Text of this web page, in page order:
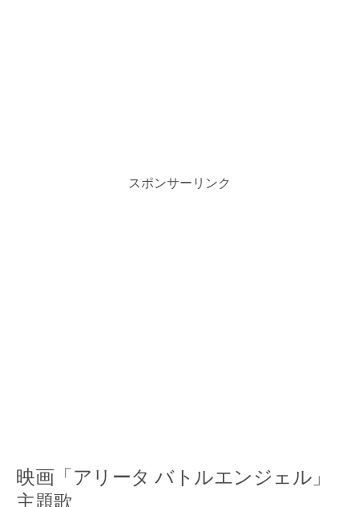
スポンサーリンク
映画「アリータ バトルエンジェル」
主題歌